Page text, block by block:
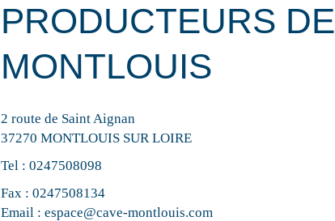
PRODUCTEURS DE
MONTLOUIS
2 route de Saint Aignan
37270 MONTLOUIS SUR LOIRE
Tel : 0247508098
Fax : 0247508134
Email : espace@cave-montlouis.com